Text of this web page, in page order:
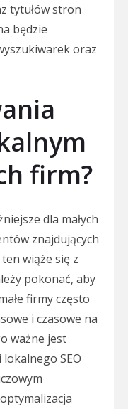
tytułów stron
będzie
oraz
firm?
dla małych
znajdujących
wiąże się z
pokonać, aby
firmy często
i czasowe na
ważne jest
SEO